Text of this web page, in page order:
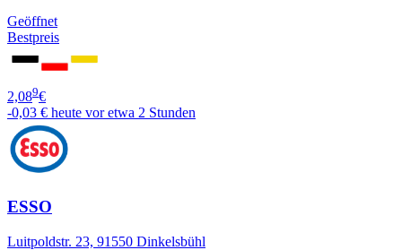
Geöffnet
Bestpreis
2,089€
-0,03 € heute vor etwa 2 Stunden
ESSO
Luitpoldstr. 23, 91550 Dinkelsbühl